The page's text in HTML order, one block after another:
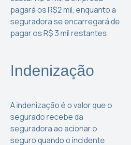
pagará os R$2 mil, enquanto a
seguradora se encarregará de
pagar os R$ 3 mil restantes.
Indenização
A indenização é o valor que o
segurado recebe da
seguradora ao acionar o
seguro quando o incidente